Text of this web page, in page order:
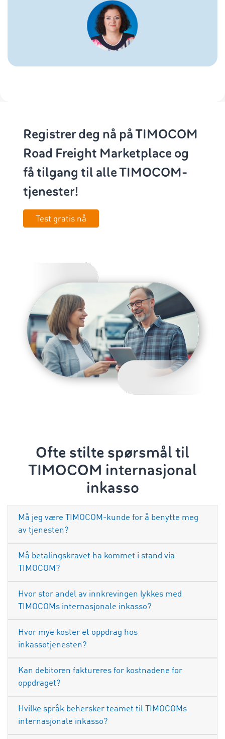
Registrer deg nå på TIMOCOM
Road Freight Marketplace og
få tilgang til alle TIMOCOM-
tjenester!
Test gratis nå
Ofte stilte spørsmål til
TIMOCOM internasjonal
inkasso
Må jeg være TIMOCOM-kunde for å benytte meg
av tjenesten?
Må betalingskravet ha kommet i stand via
TIMOCOM?
Hvor stor andel av innkrevingen lykkes med
TIMOCOMs internasjonale inkasso?
Hvor mye koster et oppdrag hos
inkassotjenesten?
Kan debitoren faktureres for kostnadene for
oppdraget?
Hvilke språk behersker teamet til TIMOCOMs
internasjonale inkasso?